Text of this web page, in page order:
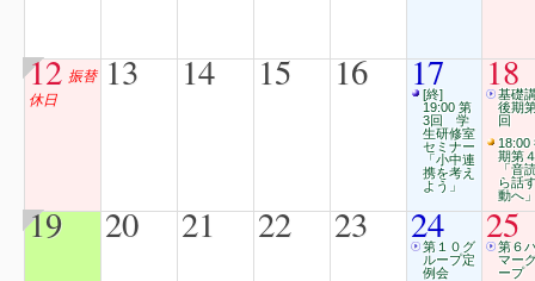
12 振替
休日
13 14 15 16 17
[終]
19:00 第
3回 学
生研修室
セミナー
「小中連
携を考え
よう」
18
基礎
後期
回
18:00
期第
「音
ら話
動へ
19 20 21 22 23 24
第１０グ
ループ定
例会
25
第６
マー
ープ